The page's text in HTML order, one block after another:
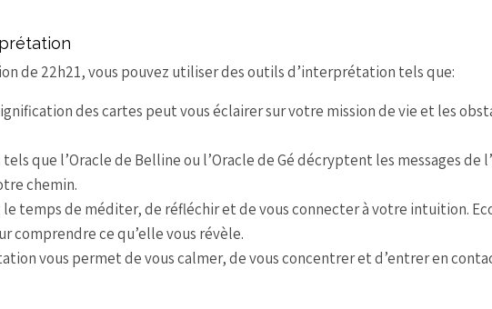
de 22h21, vous pouvez utiliser des outils d’interprétation tels que:
des cartes peut vous éclairer sur votre mission de vie et les
tels que l’Oracle de Belline ou l’Oracle de Gé décryptent les messages de
chemin.
le temps de méditer, de réfléchir et de vous connecter à votre intuition.
comprendre ce qu’elle vous révèle.
vous permet de vous calmer, de vous concentrer et d’entrer en